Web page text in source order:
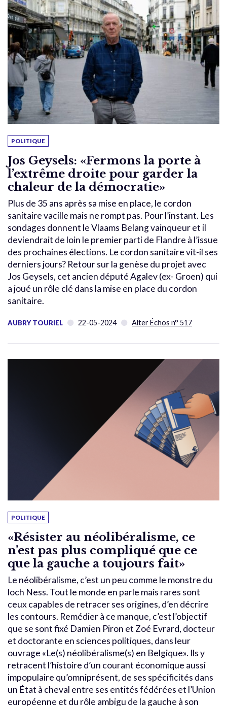
POLITIQUE
Jos Geysels: «Fermons la porte à
l’extrême droite pour garder la
chaleur de la démocratie»
Plus de 35 ans après sa mise en place, le cordon
sanitaire vacille mais ne rompt pas. Pour l’instant. Les
sondages donnent le Vlaams Belang vainqueur et il
deviendrait de loin le premier parti de Flandre à l’issue
des prochaines élections. Le cordon sanitaire vit-il ses
derniers jours? Retour sur la genèse du projet avec
Jos Geysels, cet ancien député Agalev (ex- Groen) qui
a joué un rôle clé dans la mise en place du cordon
sanitaire.
AUBRY TOURIEL 22-05-2024 Alter Échos n° 517
POLITIQUE
«Résister au néolibéralisme, ce
n’est pas plus compliqué que ce
que la gauche a toujours fait»
Le néolibéralisme, c’est un peu comme le monstre du
loch Ness. Tout le monde en parle mais rares sont
ceux capables de retracer ses origines, d’en décrire
les contours. Remédier à ce manque, c’est l’objectif
que se sont fixé Damien Piron et Zoé Evrard, docteur
et doctorante en sciences politiques, dans leur
ouvrage «Le(s) néolibéralisme(s) en Belgique». Ils y
retracent l’histoire d’un courant économique aussi
impopulaire qu’omniprésent, de ses spécificités dans
un État à cheval entre ses entités fédérées et l’Union
européenne et du rôle ambigu de la gauche à son